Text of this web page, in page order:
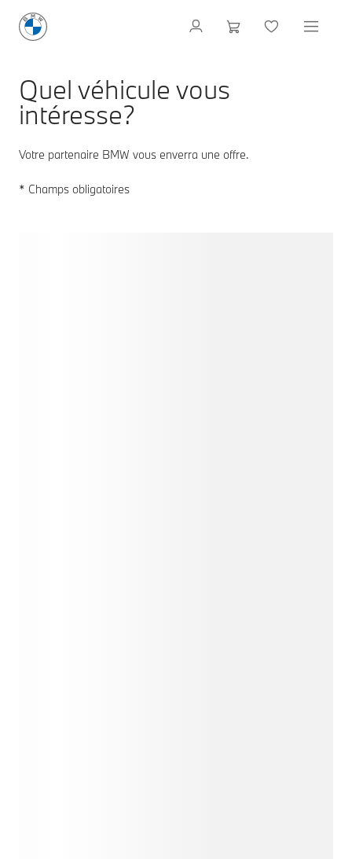
Quel véhicule vous
intéresse?
Votre partenaire BMW vous enverra une offre.
* Champs obligatoires